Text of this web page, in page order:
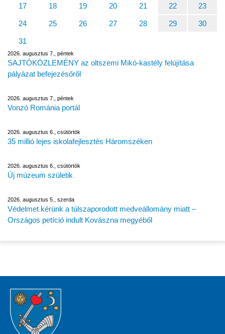
17 18 19 20 21 22 23
24 25 26 27 28 29 30
31
2026. augusztus 7., péntek
SAJTÓKÖZLEMÉNY az oltszemi Mikó-kastély felújítása
pályázat befejezésőről
2026. augusztus 7., péntek
Vonzó Románia portál
2026. augusztus 6., csütörtök
35 millió lejes iskolafejlesztés Háromszéken
2026. augusztus 6., csütörtök
Új múzeum születik
2026. augusztus 5., szerda
Védelmet kérünk a túlszaporodott medveállomány miatt –
Országos petíció indult Kovászna megyéből